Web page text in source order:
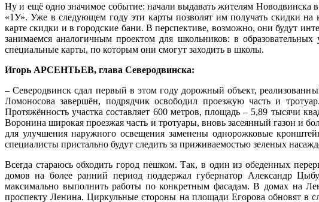
Ну и ещё одно значимое событие: начали выдавать жителям Новодвинска
«1У». Уже в следующем году эти карты позволят им получать скидки на
карте скидки и в городские бани. В перспективе, возможно, они будут
занимаемся аналогичным проектом для школьников: в
специальные карты, по которым они смогут заходить в школы.
Игорь АРСЕНТЬЕВ, глава Северодвинска:
– Северодвинск сдал первый в этом году дорожный объект,
Ломоносова завершён, подрядчик освободил проезжую часть и
Протяжённость участка составляет 600 метров, площадь – 5,89 тысячи
Воронина широкая проезжая часть и тротуары, вновь засеянный газон и
для улучшения наружного освещения заменены однорожковые
специалисты пристально будут следить за приживаемостью зеленых
Всегда стараюсь обходить город пешком. Так, в один из обеденных
домов на более ранний период поддержал губернатор Александр
максимально выполнить работы по конкретным фасадам. В домах на
проспекту Ленина. Циркульные стороны на площади Егорова обновят в